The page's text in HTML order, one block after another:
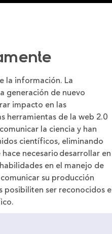
la información. La
generación de nuevo
impacto en las
herramientas de la web 2.0
la ciencia y han
científicos, eliminando
necesario desarrollar en
en el manejo de
su producción
posibiliten ser reconocidos e